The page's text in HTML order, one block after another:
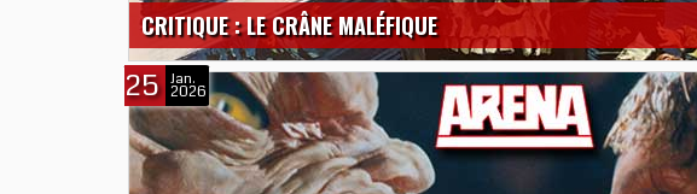
CRITIQUE : LE CRÂNE MALÉFIQUE
25 Jan.
2026